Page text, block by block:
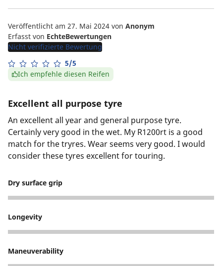
Veröffentlicht am 27. Mai 2024 von Anonym
Erfasst von EchteBewertungen
Nicht verifizierte Bewertung
5/5
Ich empfehle diesen Reifen
Excellent all purpose tyre
An excellent all year and general purpose tyre.
Certainly very good in the wet. My R1200rt is a good
match for the tryres. Wear seems very good. I would
consider these tyres excellent for touring.
Dry surface grip
5
Longevity
5
Maneuverability